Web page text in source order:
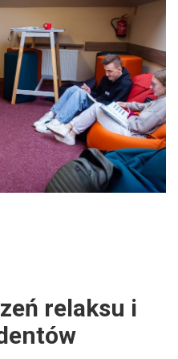
relaksu i